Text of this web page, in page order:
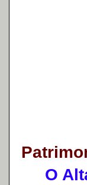
O